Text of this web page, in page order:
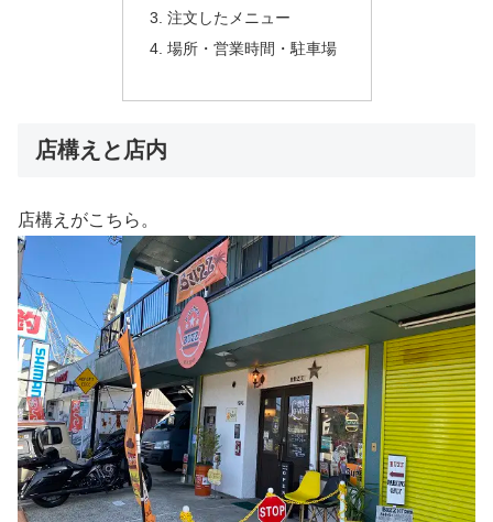
注文したメニュー
場所・営業時間・駐車場
店構えと店内
店構えがこちら。